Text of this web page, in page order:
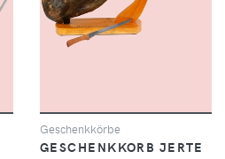
Geschenkkörbe
GESCHENKKORB JERTE